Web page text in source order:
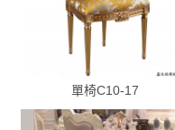
單椅C10-17